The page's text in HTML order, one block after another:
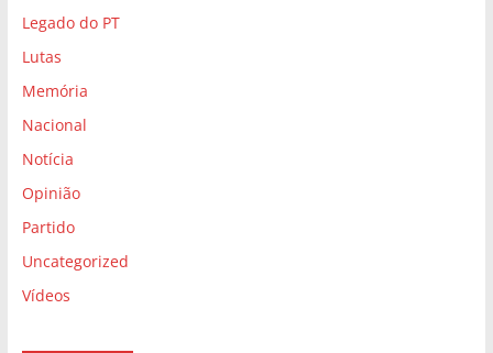
Legado do PT
Lutas
Memória
Nacional
Notícia
Opinião
Partido
Uncategorized
Vídeos